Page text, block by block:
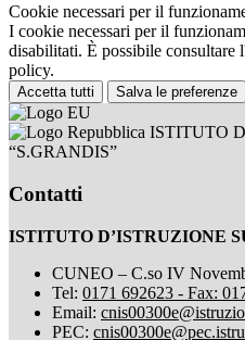
Cookie necessari per il
I cookie necessari per il
disabilitati. È possibile consultare
policy.
Accetta tutti Salva le preferenze
ISTITUTO
“S.GRANDIS”
Contatti
ISTITUTO D’ISTRUZIONE
CUNEO – C.so IV
Tel: 0171 692623 - Fax:
Email:
PEC: